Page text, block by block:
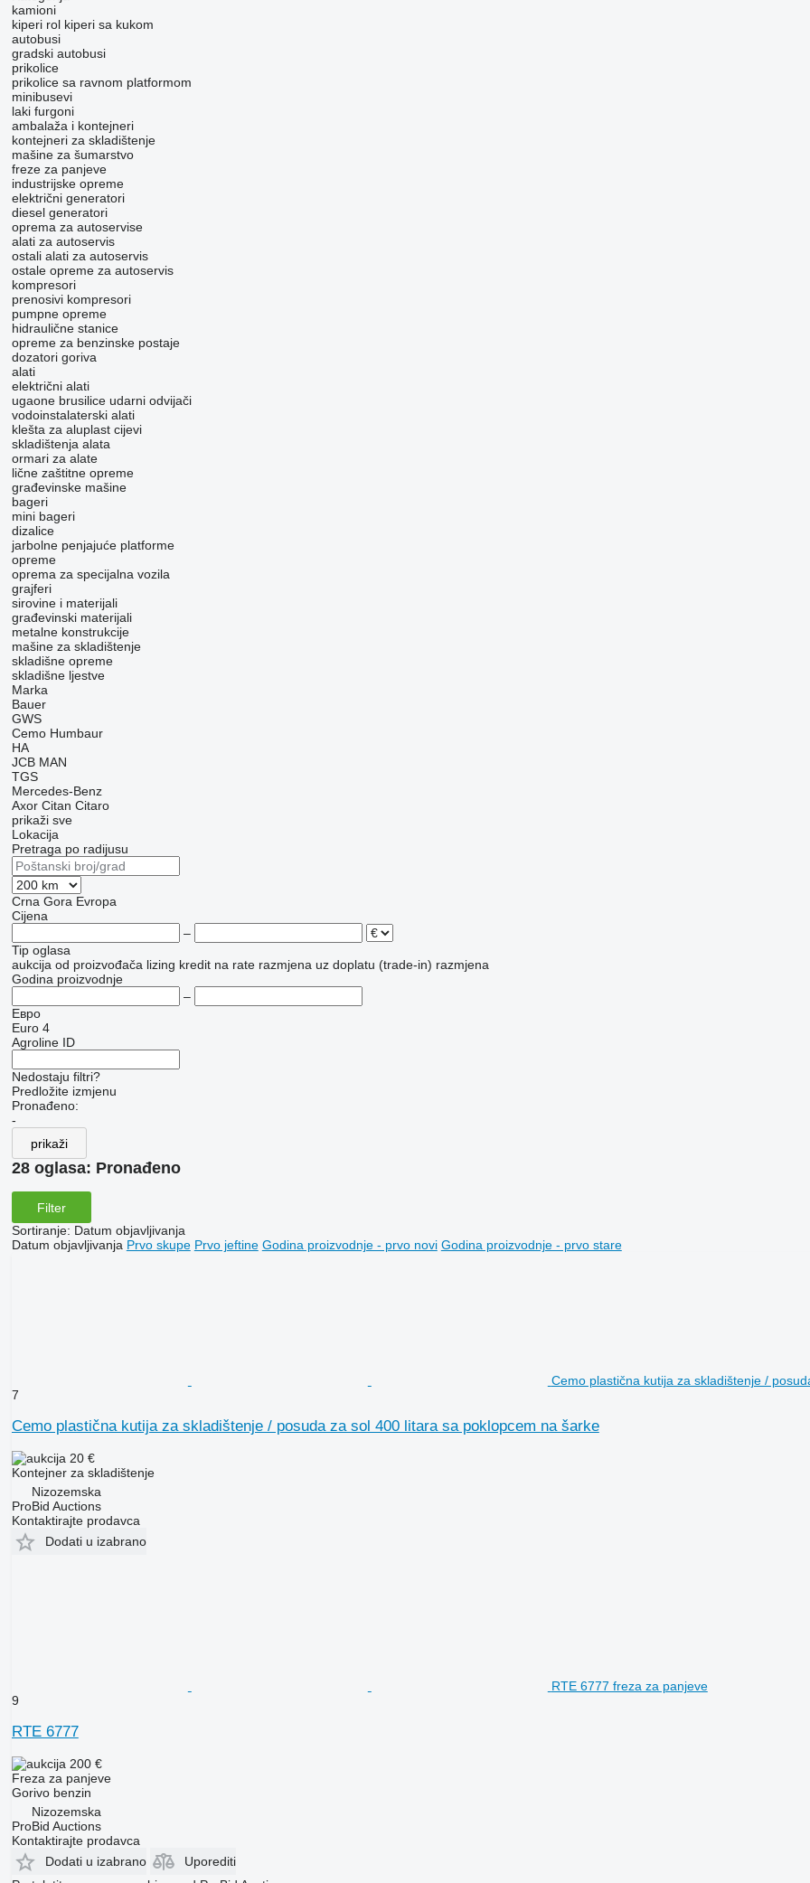
kamioni
kiperi rol kiperi sa kukom
autobusi
gradski autobusi
prikolice
prikolice sa ravnom platformom
minibusevi
laki furgoni
ambalaža i kontejneri
kontejneri za skladištenje
mašine za šumarstvo
freze za panjeve
industrijske opreme
električni generatori
diesel generatori
oprema za autoservise
alati za autoservis
ostali alati za autoservis
ostale opreme za autoservis
kompresori
prenosivi kompresori
pumpne opreme
hidraulične stanice
opreme za benzinske postaje
dozatori goriva
alati
električni alati
ugaone brusilice udarni odvijači
vodoinstalaterski alati
klešta za aluplast cijevi
skladištenja alata
ormari za alate
lične zaštitne opreme
građevinske mašine
bageri
mini bageri
dizalice
jarbolne penjajuće platforme
opreme
oprema za specijalna vozila
grajferi
sirovine i materijali
građevinski materijali
metalne konstrukcije
mašine za skladištenje
skladišne opreme
skladišne ljestve
Marka
Bauer
GWS
Cemo Humbaur
HA
JCB MAN
TGS
Mercedes-Benz
Axor Citan Citaro
prikaži sve
Lokacija
Pretraga po radijusu
Crna Gora Evropa
Cijena
–
Tip oglasa
aukcija od proizvođača lizing kredit na rate razmjena uz doplatu (trade-in) razmjena
Godina proizvodnje
–
Евро
Euro 4
Agroline ID
Nedostaju filtri?
Predložite izmjenu
Pronađeno:
-
prikaži
28 oglasa: Pronađeno
Filter
Sortiranje: Datum objavljivanja
Datum objavljivanja Prvo skupe Prvo jeftine Godina proizvodnje - prvo novi Godina proizvodnje - prvo stare
Cemo plastična kutija za skladištenje /
7
Cemo plastična kutija za skladištenje / posuda za sol 400 litara sa poklopcem na šarke
20 €
Kontejner za skladištenje
Nizozemska
ProBid Auctions
Kontaktirajte prodavca
Dodati u izabrano
RTE 6777 freza za panjeve
9
RTE 6777
200 €
Freza za panjeve
Gorivo benzin
Nizozemska
ProBid Auctions
Kontaktirajte prodavca
Dodati u izabrano
Uporediti